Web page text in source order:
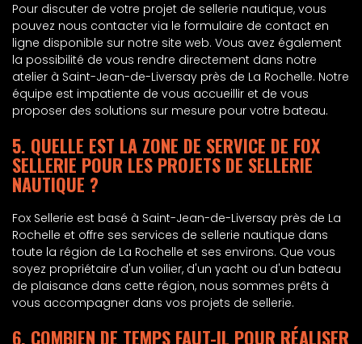
Pour discuter de votre projet de sellerie nautique, vous
pouvez nous contacter via le formulaire de contact en
ligne disponible sur notre site web. Vous avez également
la possibilité de vous rendre directement dans notre
atelier à Saint-Jean-de-Liversay près de La Rochelle. Notre
équipe est impatiente de vous accueillir et de vous
proposer des solutions sur mesure pour votre bateau.
5. QUELLE EST LA ZONE DE SERVICE DE FOX
SELLERIE POUR LES PROJETS DE SELLERIE
NAUTIQUE ?
Fox Sellerie est basé à Saint-Jean-de-Liversay près de La
Rochelle et offre ses services de sellerie nautique dans
toute la région de La Rochelle et ses environs. Que vous
soyez propriétaire d'un voilier, d'un yacht ou d'un bateau
de plaisance dans cette région, nous sommes prêts à
vous accompagner dans vos projets de sellerie.
6. COMBIEN DE TEMPS FAUT-IL POUR RÉALISER